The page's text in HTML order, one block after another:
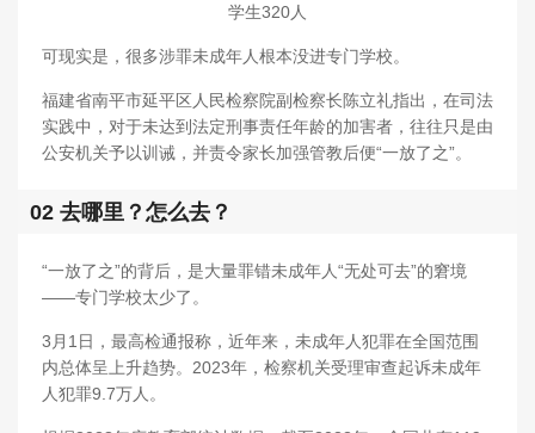
学生320人
可现实是，很多涉罪未成年人根本没进专门学校。
福建省南平市延平区人民检察院副检察长陈立礼指出，在司法
实践中，对于未达到法定刑事责任年龄的加害者，往往只是由
公安机关予以训诫，并责令家长加强管教后便“一放了之”。
02 去哪里？怎么去？
“一放了之”的背后，是大量罪错未成年人“无处可去”的窘境
——专门学校太少了。
3月1日，最高检通报称，近年来，未成年人犯罪在全国范围
内总体呈上升趋势。2023年，检察机关受理审查起诉未成年
人犯罪9.7万人。